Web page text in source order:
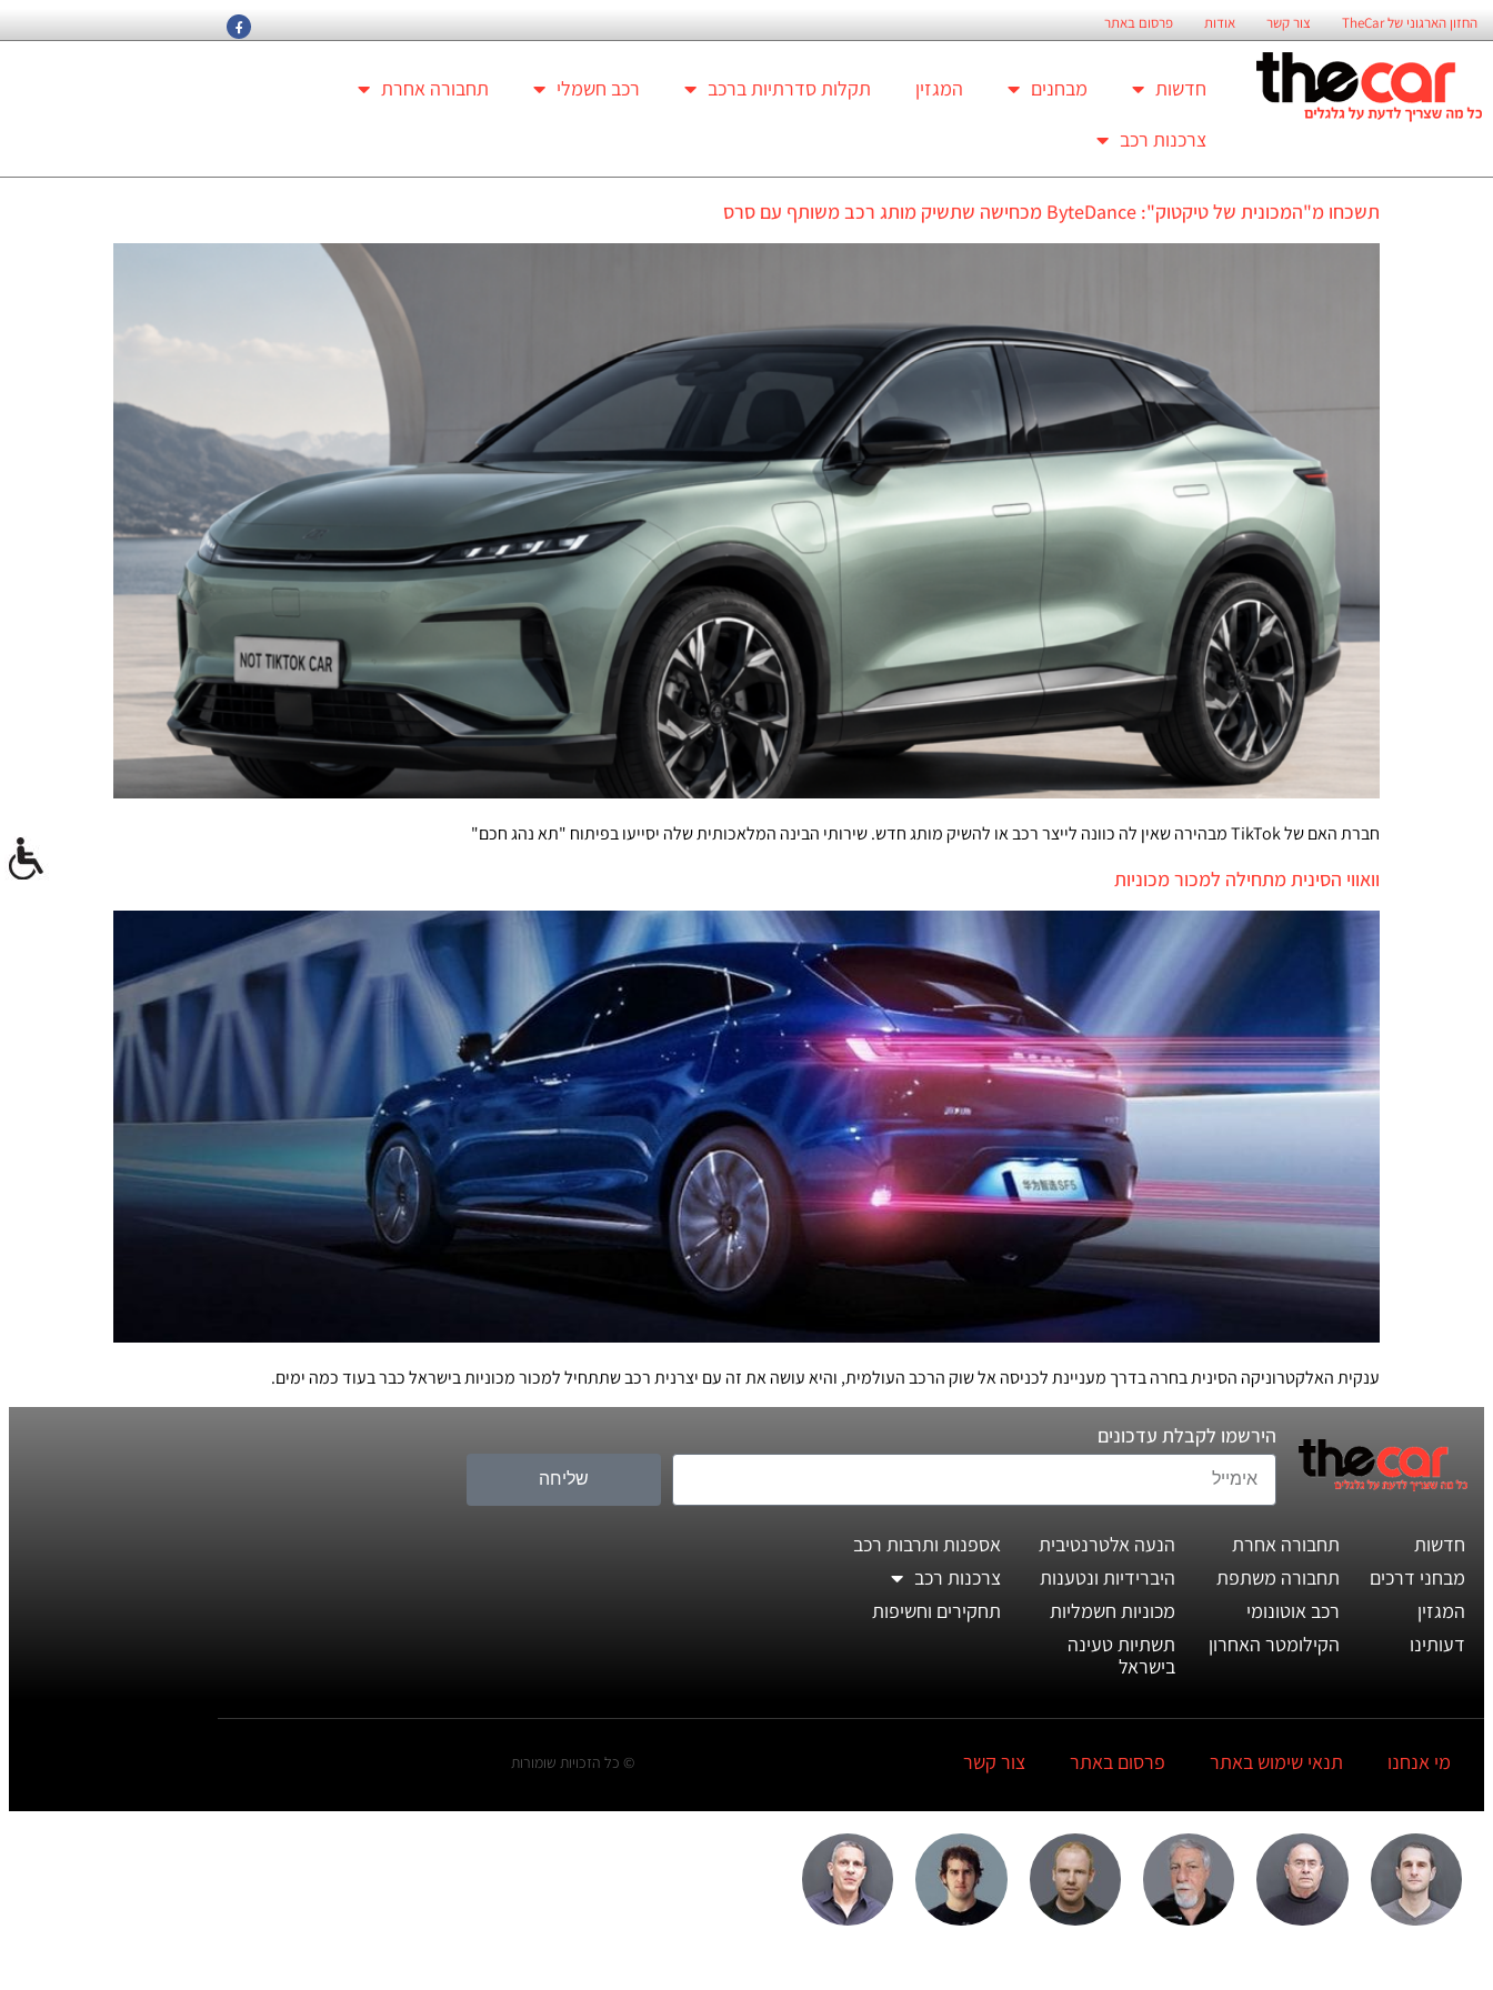
החזון הארגוני של TheCar צור קשר אודות פרסום באתר
חדשות מבחנים המגזין תקלות סדרתיות ברכב רכב חשמלי
תחבורה אחרת
צרכנות רכב
תשכחו מ"המכונית של טיקטוק": ByteDance מכחישה שתשיק מותג רכב משותף עם סרס
חברת האם של TikTok מבהירה שאין לה כוונה לייצר רכב או להשיק מותג חדש. שירותי הבינה המלאכותית שלה יסייעו בפיתוח "תא נהג חכם"
וואווי הסינית מתחילה למכור מכוניות
ענקית האלקטרוניקה הסינית בחרה בדרך מעניינת לכניסה אל שוק הרכב העולמית, והיא עושה את זה עם יצרנית רכב שתתחיל למכור מכוניות בישראל כבר בעוד כמה ימים.
הירשמו לקבלת עדכונים
שליחה
חדשות
מבחני דרכים
המגזין
דעותינו
תחבורה אחרת
תחבורה משתפת
רכב אוטונומי
הקילומטר האחרון
הנעה אלטרנטיבית
היברידיות ונטענות
מכוניות חשמליות
תשתיות טעינה
בישראל
אספנות ותרבות רכב
צרכנות רכב
תחקירים וחשיפות
מי אנחנו תנאי שימוש באתר פרסום באתר צור קשר © כל הזכויות שומורות